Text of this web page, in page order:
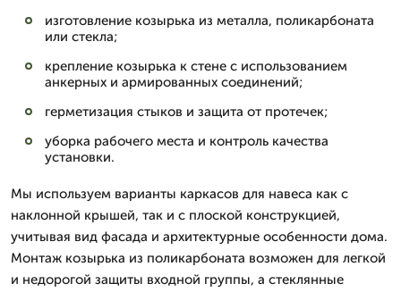
изготовление козырька из металла, поликарбоната
или стекла;
крепление козырька к стене с использованием
анкерных и армированных соединений;
герметизация стыков и защита от протечек;
уборка рабочего места и контроль качества
установки.
Мы используем варианты каркасов для навеса как с
наклонной крышей, так и с плоской конструкцией,
учитывая вид фасада и архитектурные особенности дома.
Монтаж козырька из поликарбоната возможен для легкой
и недорогой защиты входной группы, а стеклянные